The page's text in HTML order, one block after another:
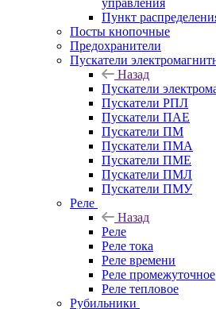
Пункт
Посты кнопочные
Предохранители
Пускатели
Назад
Пускатели
Пускатели РПЛ
Пускатели ПАЕ
Пускатели ПМ
Пускатели ПМА
Пускатели ПМЕ
Пускатели ПМЛ
Пускатели ПМУ
Реле
Назад
Реле
Реле тока
Реле времени
Реле промежуточное
Реле тепловое
Рубильники